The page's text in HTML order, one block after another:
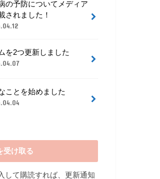
の予防についてメディア
されました！
を2つ更新しました
ことを始めました
受け取る
して購読すれば、更新通知